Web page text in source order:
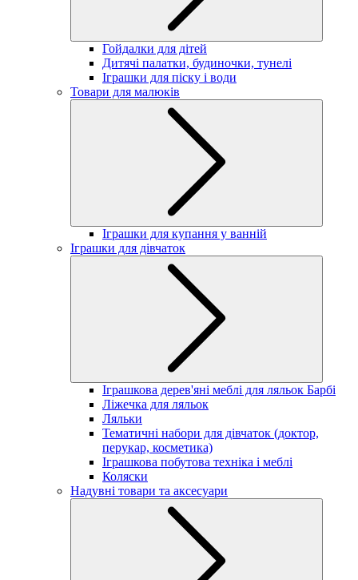
Гойдалки для дітей
Дитячі палатки, будиночки, тунелі
Іграшки для піску і води
Товари для малюків
Іграшки для купання у ванній
Іграшки для дівчаток
Іграшкова дерев'яні меблі для ляльок Барбі
Ліжечка для ляльок
Ляльки
Тематичні набори для дівчаток (доктор,
перукар, косметика)
Іграшкова побутова техніка і меблі
Коляски
Надувні товари та аксесуари